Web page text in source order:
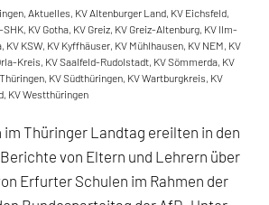
, Aktuelles, KV Altenburger Land, KV Eichsfeld,
SHK, KV Gotha, KV Greiz, KV Greiz-Altenburg, KV Ilm-
, KV KSW, KV Kyffhäuser, KV Mühlhausen, KV NEM, KV
Kreis, KV Saalfeld-Rudolstadt, KV Sömmerda, KV
, KV Südthüringen, KV Wartburgkreis, KV
, KV Westthüringen
Thüringer Landtag ereilten in den
von Eltern und Lehrern über
Erfurter Schulen im Rahmen der